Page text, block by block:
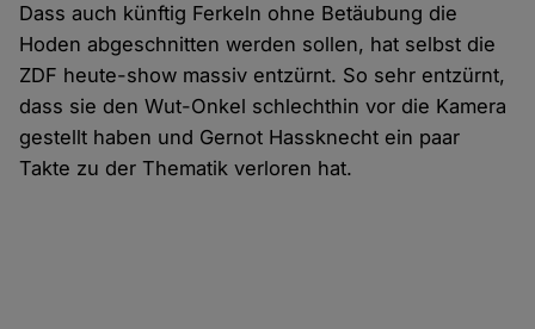
Dass auch künftig Ferkeln ohne Betäubung die
Hoden abgeschnitten werden sollen, hat selbst die
ZDF heute-show massiv entzürnt. So sehr entzürnt,
dass sie den Wut-Onkel schlechthin vor die Kamera
gestellt haben und Gernot Hassknecht ein paar
Takte zu der Thematik verloren hat.